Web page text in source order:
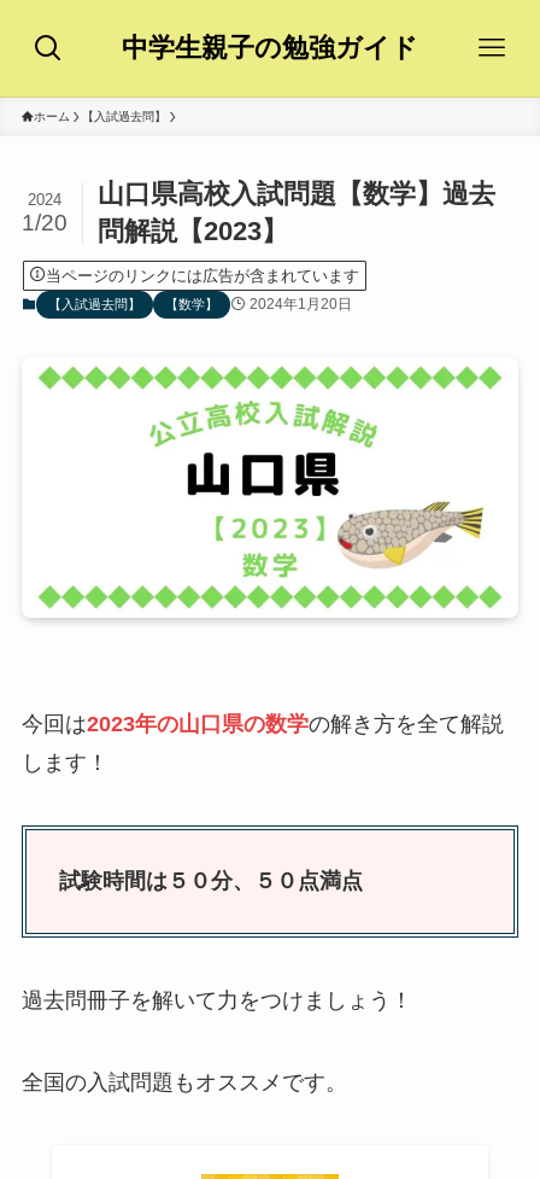
中学生親子の勉強ガイド
ホーム 【入試過去問】
山口県高校入試問題【数学】過去
問解説【2023】
2024
1/20
当ページのリンクには広告が含まれています
【入試過去問】 【数学】 2024年1月20日
今回は2023年の山口県の数学の解き方を全て解説
します！
試験時間は５０分、５０点満点
過去問冊子を解いて力をつけましょう！
全国の入試問題もオススメです。